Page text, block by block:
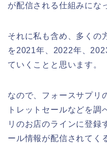
が配信される仕組みにな
それに私も含め、多くの
を2021年、2022年、
ていくことと思います。
なので、フォースサプリ
トレットセールなどを調
リのお店のラインに登録
ール情報が配信されてく